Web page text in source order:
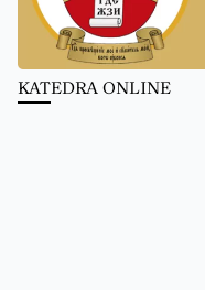
KATEDRA ONLINE